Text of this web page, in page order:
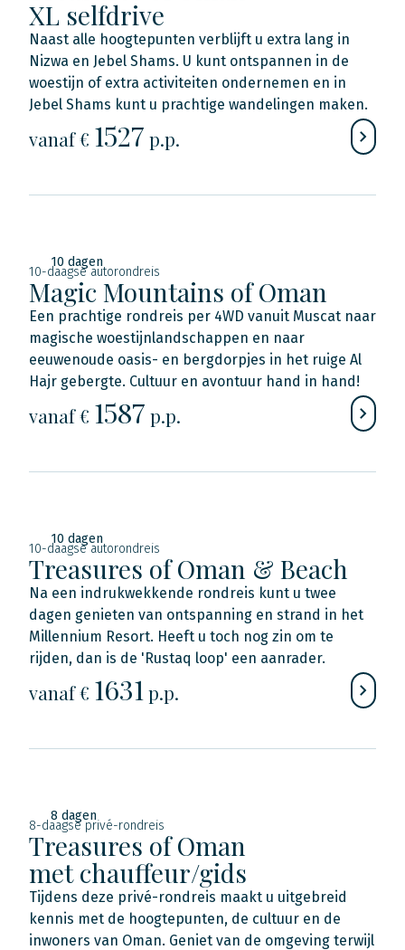
XL selfdrive
Naast alle hoogtepunten verblijft u extra lang in
Nizwa en Jebel Shams. U kunt ontspannen in de
woestijn of extra activiteiten ondernemen en in
Jebel Shams kunt u prachtige wandelingen maken.
vanaf € 1527 p.p.
10 dagen
10-daagse autorondreis
Magic Mountains of Oman
Een prachtige rondreis per 4WD vanuit Muscat naar
magische woestijnlandschappen en naar
eeuwenoude oasis- en bergdorpjes in het ruige Al
Hajr gebergte. Cultuur en avontuur hand in hand!
vanaf € 1587 p.p.
10 dagen
10-daagse autorondreis
Treasures of Oman & Beach
Na een indrukwekkende rondreis kunt u twee
dagen genieten van ontspanning en strand in het
Millennium Resort. Heeft u toch nog zin om te
rijden, dan is de 'Rustaq loop' een aanrader.
vanaf € 1631p.p.
8 dagen
8-daagse privé-rondreis
Treasures of Oman
met chauffeur/gids
Tijdens deze privé-rondreis maakt u uitgebreid
kennis met de hoogtepunten, de cultuur en de
inwoners van Oman. Geniet van de omgeving terwijl